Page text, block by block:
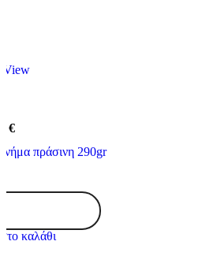
View
€
πράσινη 290gr
καλάθι